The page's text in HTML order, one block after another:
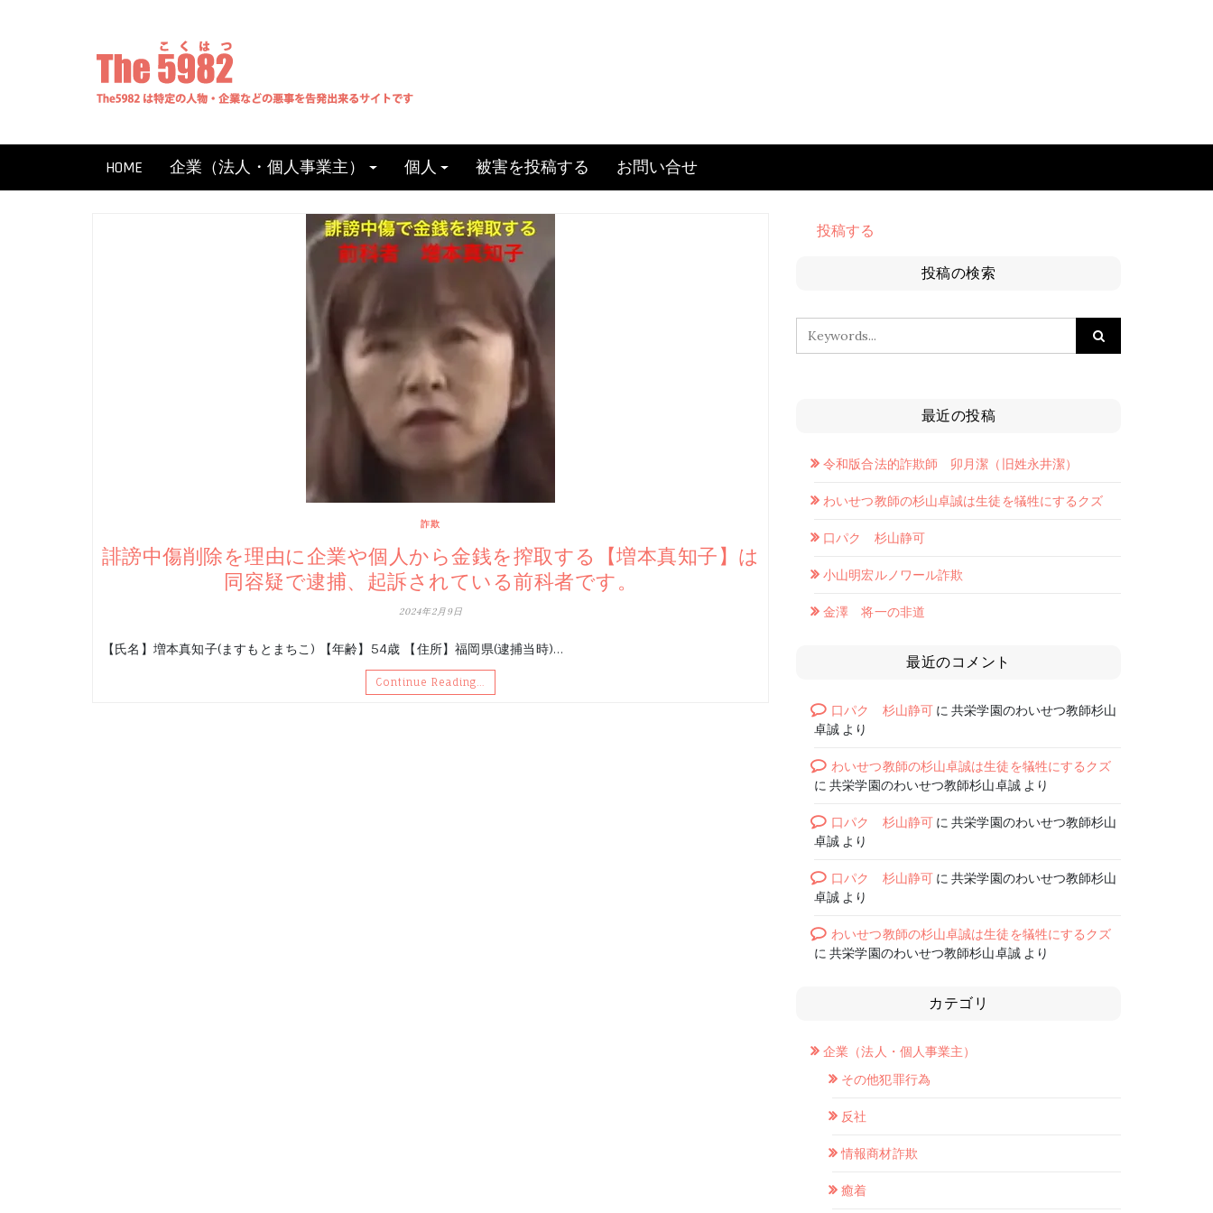
HOME 企業（法人・個人事業主） 個人 被害を投稿する お問い合せ
詐欺
誹謗中傷削除を理由に企業や個人から金銭を搾取する【増本真知子】は
同容疑で逮捕、起訴されている前科者です。
2024年2月9日
【氏名】増本真知子(ますもとまちこ) 【年齢】54歳 【住所】福岡県(逮捕当時)…
Continue Reading…
投稿する
投稿の検索
最近の投稿
令和版合法的詐欺師 卯月潔（旧姓永井潔）
わいせつ教師の杉山卓誠は生徒を犠牲にするクズ
口パク 杉山静可
小山明宏ルノワール詐欺
金澤 将一の非道
最近のコメント
口パク 杉山静可に共栄学園のわいせつ教師杉山
卓誠 より
わいせつ教師の杉山卓誠は生徒を犠牲にするクズ
に共栄学園のわいせつ教師杉山卓誠より
口パク 杉山静可に共栄学園のわいせつ教師杉山
卓誠 より
口パク 杉山静可に共栄学園のわいせつ教師杉山
卓誠 より
わいせつ教師の杉山卓誠は生徒を犠牲にするクズ
に共栄学園のわいせつ教師杉山卓誠より
カテゴリ
企業（法人・個人事業主）
その他犯罪行為
反社
情報商材詐欺
癒着